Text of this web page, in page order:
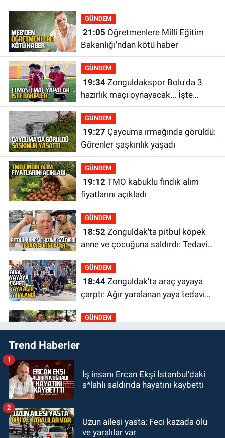
GÜNDEM
21:05
Bakanlığı'ndan kötü haber
GÜNDEM
19:34Zonguldakspor Bolu'da 3
hazırlık maçı oynayacak... İşte
rakipler...
GÜNDEM
19:27
Görenler şaşkınlık yaşadı
GÜNDEM
19:12TMO kabuklu fındık alım
fiyatlarını açıkladı
GÜNDEM
18:52Zonguldak'ta pitbul köpek
anne ve çocuğuna saldırdı: Tedavi
altındalar
GÜNDEM
18:44Zonguldak'ta araç yayaya
çarptı: Ağır yaralanan yaya tedavi
altına alındı
GÜNDEM
18:32İşçi lideri Şemsi Denizer
kabri başında anıldı
16:39YENİ Parti Zonguldak'ta
Kurucu İl Yönetim Kurulu belli oldu
15:103. Lig 1. Grup’ta program
Trend Haberler
İş insanı Ercan Ekşi İstanbul’daki
s*lahlı saldırıda hayatını kaybetti
1
Uzun ailesi yasta: Feci kazada ölü
ve yaralılar var
2